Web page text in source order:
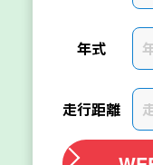
年式
走行距離